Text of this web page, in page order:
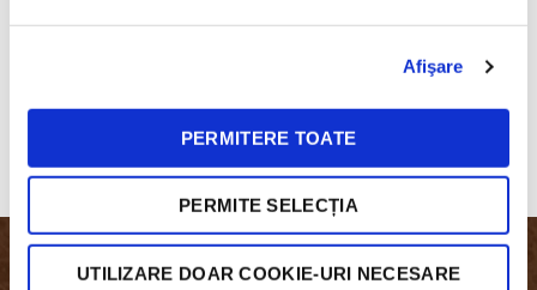
Afişare
PERMITERE TOATE
PERMITE SELECȚIA
UTILIZARE DOAR COOKIE-URI NECESARE
Ne poti contacta prin email, social media sau la telefon. Tu
alegi!